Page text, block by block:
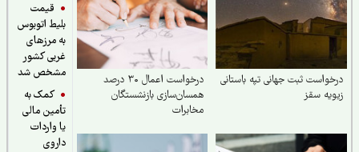
قیمت
بلیط اتوبوس
به مرزهای
غربی کشور
مشخص شد
کمک به
تأمین مالی
یا واردات
داروی
ثبت جهانی تپه باستانی
سقز
درخواست اعمال ۳۰ درصد
همسان‌سازی بازنشستگان
مخابرات